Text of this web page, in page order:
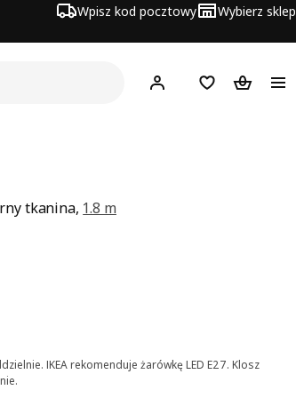
Wpisz kod pocztowy Wybierz sklep
Hej! Zaloguj się
Lista zakupowa
Koszyk
tkanina, 1.8 m
5 gwiazdki. Recenzje ogółem: 65
IKEA rekomenduje żarówkę LED E27. Klosz